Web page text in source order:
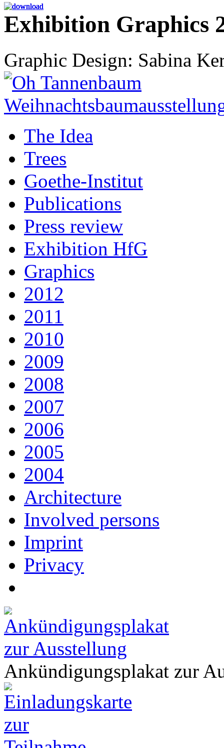
Exhibition Graphics
Graphic Design: Sabina
The Idea
Trees
Goethe-Institut
Publications
Press review
Exhibition HfG
Graphics
2012
2011
2010
2009
2008
2007
2006
2005
2004
Architecture
Involved persons
Imprint
Privacy
Ankündigungsplakat zur